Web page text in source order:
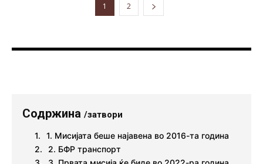
1 2
Содржина /затвори
1. Мисијата беше најавена во 2016-та година
2. БФР транспорт